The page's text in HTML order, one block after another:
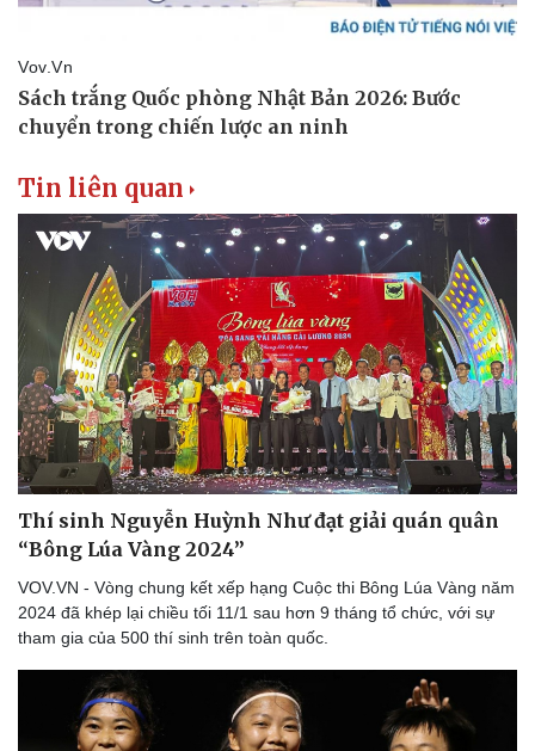
Thể thao
Bóng đá
Lịch thi đấu bóng đá
Thế giới thể thao
eSports
Hậu trường
Ô tô - Xe máy
Ô tô
Xe máy
Tư vấn
Tin liên quan
Thí sinh Nguyễn Huỳnh Như đạt giải quán quân
“Bông Lúa Vàng 2024”
VOV.VN - Vòng chung kết xếp hạng Cuộc thi Bông Lúa Vàng năm
2024 đã khép lại chiều tối 11/1 sau hơn 9 tháng tổ chức, với sự
tham gia của 500 thí sinh trên toàn quốc.